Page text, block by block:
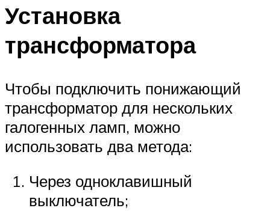
Установка
трансформатора
Чтобы подключить понижающий
трансформатор для нескольких
галогенных ламп, можно
использовать два метода:
Через одноклавишный
выключатель;